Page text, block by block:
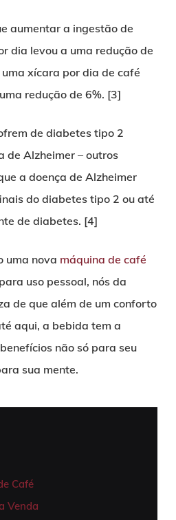
aumentar a ingestão de
dia levou a uma redução de
xícara por dia de café
redução de 6%. [3]
de diabetes tipo 2
de Alzheimer – outros
a doença de Alzheimer
do diabetes tipo 2 ou até
de diabetes. [4]
uma nova máquina de café
uso pessoal, nós da
de que além de um conforto
aqui, a bebida tem a
não só para seu
sua mente.
Café
Venda